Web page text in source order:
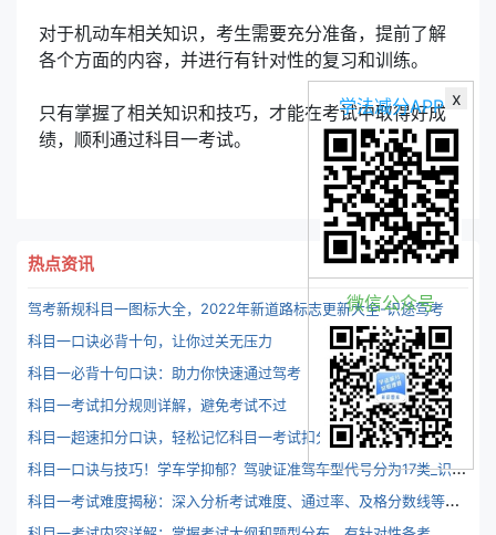
对于机动车相关知识，考生需要充分准备，提前了解
各个方面的内容，并进行有针对性的复习和训练。
只有掌握了相关知识和技巧，才能在考试中取得好成
绩，顺利通过科目一考试。
热点资讯
驾考新规科目一图标大全，2022年新道路标志更新大全-识途驾考
科目一口诀必背十句，让你过关无压力
科目一必背十句口诀：助力你快速通过驾考
科目一考试扣分规则详解，避免考试不过
科目一超速扣分口诀，轻松记忆科目一考试扣分规则
科
目一口诀与技巧！学车学抑郁？驾驶证准驾车型代号分为17类_识途驾考
科
目一考试难度揭秘：深入分析考试难度、通过率、及格分数线等因素，评估考试难度
x
学法减分APP
微信公众号